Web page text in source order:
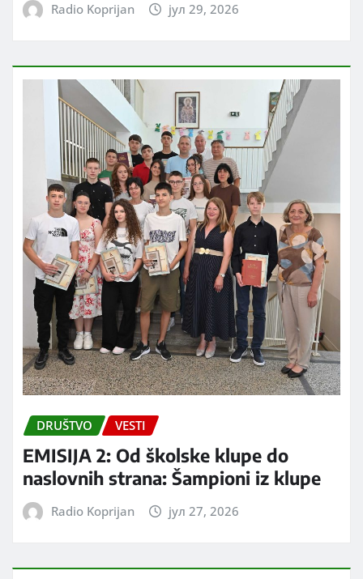
Radio Koprijan јул 29, 2026
DRUŠTVO VESTI
EMISIJA 2: Od školske klupe do
naslovnih strana: Šampioni iz klupe
Radio Koprijan јул 27, 2026